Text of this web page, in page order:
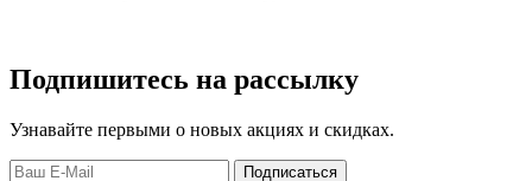
Подпишитесь на рассылку
Узнавайте первыми о новых акциях и скидках.